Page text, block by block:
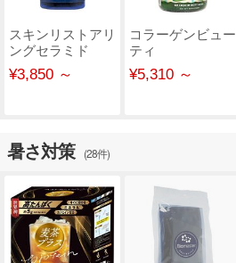
スキンリストアリ
ングセラミド
(LifeExtension)
¥3,850 ～
コラーゲンビュー
ティ
(IrwinNaturals)
¥5,310 ～
暑さ対策 (28件)